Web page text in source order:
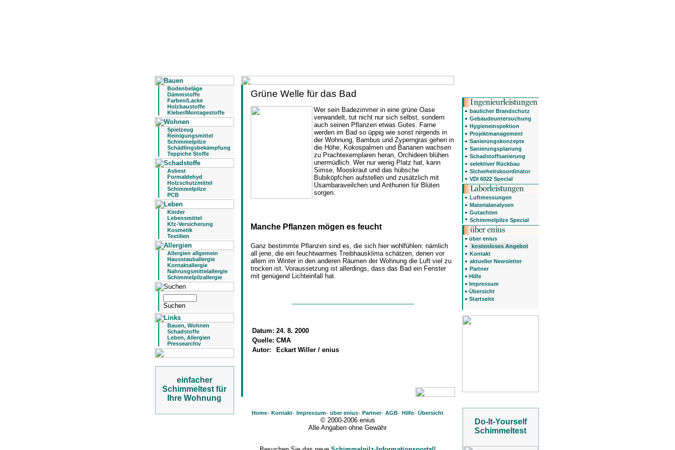
Bodenbeläge
Dämmstoffe
Farben/Lacke
Holzbaustoffe
Kleber/Montagestoffe
Spielzeug
Reinigungsmittel
Schimmelpilze
Schädlingsbekämpfung
Teppiche Stoffe
Asbest
Formaldehyd
Holzschutzmittel
Schimmelpilze
PCB
Kinder
Lebensmittel
Kfz-Versicherung
Kosmetik
Textilien
Allergien allgemein
Hausstauballergie
Kontaktallergie
Nahrungsmittelallergie
Schimmelpilzallergie
Bauen, Wohnen
Schadstoffe
Leben, Allergien
Pressearchiv
einfacher
Schimmeltest für
Ihre Wohnung
Grüne Welle für das Bad
Wer sein Badezimmer in eine grüne Oase
verwandelt, tut nicht nur sich selbst, sondern
auch seinen Pflanzen etwas Gutes. Farne
werden im Bad so üppig wie sonst nirgends in
der Wohnung, Bambus und Zyperngras gehen in
die Höhe, Kokospalmen und Bananen wachsen
zu Prachtexemplaren heran, Orchideen blühen
unermüdlich. Wer nur wenig Platz hat, kann
Simse, Mooskraut und das hübsche
Bubiköpfchen aufstellen und zusätzlich mit
Usambaraveilchen und Anthurien für Blüten
sorgen.
Manche Pflanzen mögen es feucht
Ganz bestimmte Pflanzen sind es, die sich hier wohlfühlen: nämlich
all jene, die ein feuchtwarmes Treibhausklima schätzen, denen vor
allem im Winter in den anderen Räumen der Wohnung die Luft viel zu
trocken ist. Voraussetzung ist allerdings, dass das Bad ein Fenster
mit genügend Lichteinfall hat.
Datum: 24. 8. 2000
Quelle: CMA
Autor:
Eckart Willer / enius
Home· Kontakt· Impressum· über enius· Partner· AGB· Hilfe· Übersicht
© 2000-2006 enius
Alle Angaben ohne Gewähr
baulicher Brandschutz
Gebäudeuntersuchung
Hygieneinspektion
Projektmanagement
Sanierungskonzepte
Sanierungsplanung
Schadstoffsanierung
selektiver Rückbau
Sicherheitskoordinator
VDI 6022 Special
Luftmessungen
Materialanalysen
Gutachten
Schimmelpilze Special
über enius
kostenloses Angebot
Kontakt
aktueller Newsletter
Partner
Hilfe
Impressum
Übersicht
Startseite
Do-It-Yourself
Schimmeltest